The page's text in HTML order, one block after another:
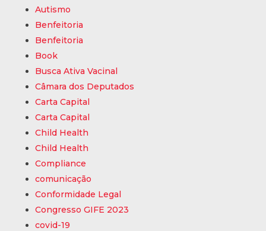
Autismo
Benfeitoria
Benfeitoria
Book
Busca Ativa Vacinal
Câmara dos Deputados
Carta Capital
Carta Capital
Child Health
Child Health
Compliance
comunicação
Conformidade Legal
Congresso GIFE 2023
covid-19